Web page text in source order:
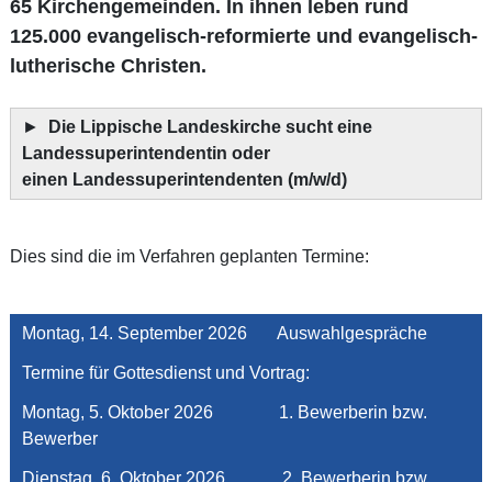
65 Kirchengemeinden. In ihnen leben rund
125.000 evangelisch-reformierte und evangelisch-
lutherische Christen.
►
Die Lippische Landeskirche sucht eine
Landessuperintendentin oder
einen Landessuperintendenten (m/w/d)
Dies sind die im Verfahren geplanten Termine:
Montag, 14. September 2026 Auswahlgespräche
Termine für Gottesdienst und Vortrag:
Montag, 5. Oktober 2026 1. Bewerberin bzw.
Bewerber
Dienstag, 6. Oktober 2026 2. Bewerberin bzw.